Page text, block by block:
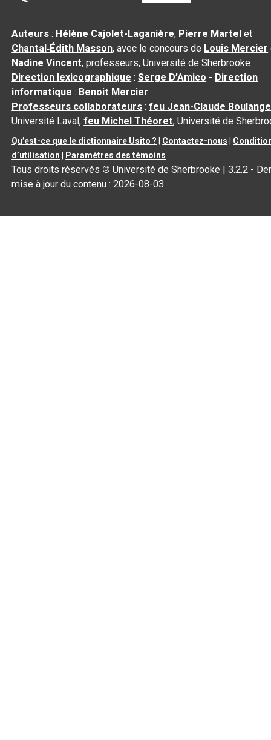
Auteurs : Hélène Cajolet-Laganière, Pierre Martel et
Chantal‑Édith Masson, avec le concours de Louis Mercier
Nadine Vincent, professeurs, Université de Sherbrooke
Direction lexicographique :Serge D’Amico - Direction
informatique : Benoit Mercier
Professeurs collaborateurs :feu Jean-Claude
Université Laval,feu Michel Théoret, Université de
Qu’est-ce que le dictionnaire Usito ? Contactez-nous
d’utilisation
Paramètres des témoins
Tous droits réservés © Université de Sherbrooke |3.2.2 -
mise à jour du contenu :2026-08-03